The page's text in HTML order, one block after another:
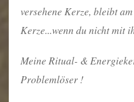
versehene Kerze, bleibt
Kerze...wenn du nicht mit
Meine Ritual- &
Problemlöser !